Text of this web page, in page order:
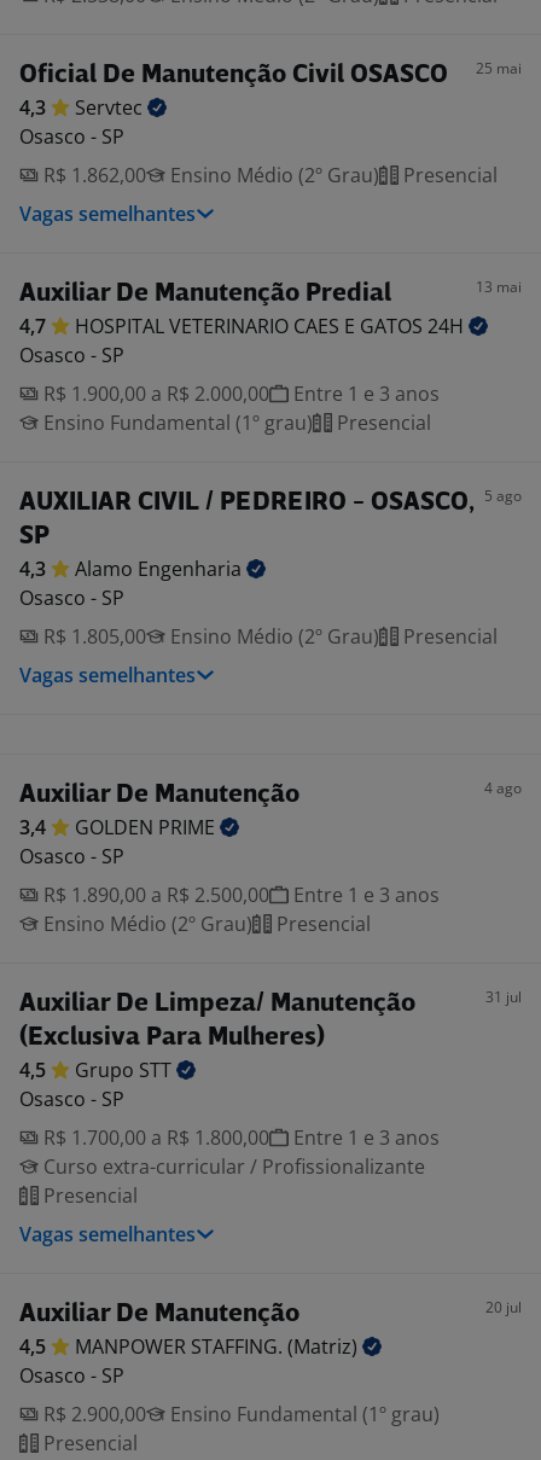
Oficial De Manutenção Civil OSASCO 25 mai
4,3
Servtec
Osasco - SP
R$ 1.862,00
Ensino Médio (2º Grau)
Presencial
Vagas semelhantes
Auxiliar De Manutenção Predial 13 mai
4,7 HOSPITAL VETERINARIO CAES E GATOS 24H
Osasco - SP
R$ 1.900,00 a R$ 2.000,00
Entre 1 e 3 anos
Ensino Fundamental (1º grau)
Presencial
AUXILIAR CIVIL / PEDREIRO - OSASCO,
SP
5 ago
4,3 Alamo Engenharia
Osasco - SP
R$ 1.805,00
Ensino Médio (2º Grau)
Presencial
Vagas semelhantes
Auxiliar De Manutenção 4 ago
3,4 GOLDEN PRIME
Osasco - SP
R$ 1.890,00 a R$ 2.500,00
Entre 1 e 3 anos
Ensino Médio (2º Grau)
Presencial
Auxiliar De Limpeza/ Manutenção
(Exclusiva Para Mulheres)
31 jul
4,5 Grupo STT
Osasco - SP
R$ 1.700,00 a R$ 1.800,00
Entre 1 e 3 anos
Curso extra-curricular / Profissionalizante
Presencial
Vagas semelhantes
Auxiliar De Manutenção 20 jul
4,5 MANPOWER STAFFING. (Matriz)
Osasco - SP
R$ 2.900,00
Ensino Fundamental (1º grau)
Presencial